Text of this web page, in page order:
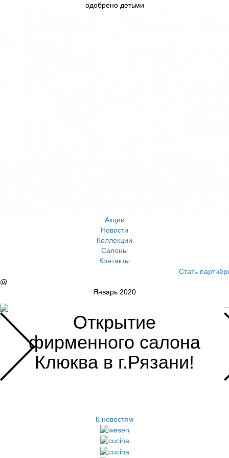
одобрено детьми
Акции
Новости
Коллекции
Салоны
Контакты
Стать
@
Январь 2020
Открытие
фирменного салона
Клюква в г.Рязани!
К новостям